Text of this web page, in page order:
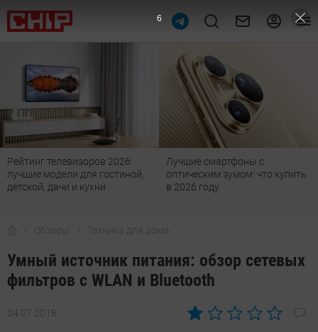
2026:
гостиной,
Лучшие смартфоны с
оптическим зумом: что купить
в 2026 году
Действительно
телевизоры с
Обзоры Техника для дома
Умный источник питания: обзор сетевых
фильтров с WLAN и Bluetooth
04.07.2018
Автор:
4